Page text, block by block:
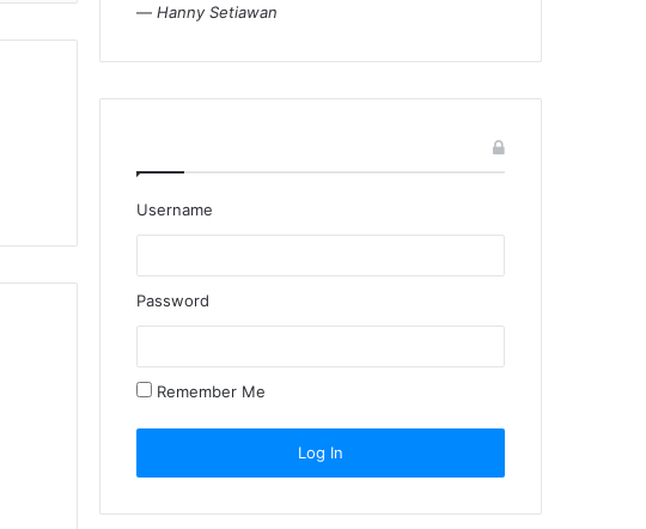
—Hanny Setiawan
Username
Password
Remember Me